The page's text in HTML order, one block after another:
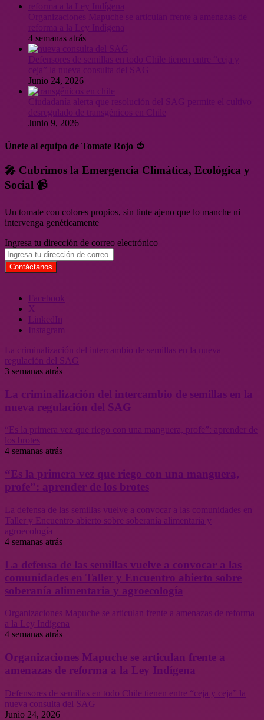
4 semanas atrás
Junio 24, 2026
Ciudadanía alerta que resolución del SAG permite el cultivo
desregulado de transgénicos en Chile
Junio 9, 2026
Únete al equipo de Tomate Rojo 🍅
🎤 Cubrimos la Emergencia Climática, Ecológica y
Social 📹
Un tomate con colores propios, sin tinte ajeno que lo manche ni
intervenga genéticamente
Ingresa tu dirección de correo electrónico
Facebook
X
LinkedIn
Instagram
La criminalización del intercambio de semillas en la nueva
regulación del SAG
3 semanas atrás
La criminalización del intercambio de semillas en la
nueva regulación del SAG
“Es la primera vez que riego con una manguera, profe”: aprender de
los brotes
4 semanas atrás
“Es la primera vez que riego con una manguera,
profe”: aprender de los brotes
La defensa de las semillas vuelve a convocar a las comunidades en
Taller y Encuentro abierto sobre soberanía alimentaria y
agroecología
4 semanas atrás
La defensa de las semillas vuelve a convocar a las
comunidades en Taller y Encuentro abierto sobre
soberanía alimentaria y agroecología
Organizaciones Mapuche se articulan frente a amenazas de reforma
a la Ley Indígena
4 semanas atrás
Organizaciones Mapuche se articulan frente a
amenazas de reforma a la Ley Indígena
Defensores de semillas en todo Chile tienen entre “ceja y ceja” la
nueva consulta del SAG
Junio 24, 2026